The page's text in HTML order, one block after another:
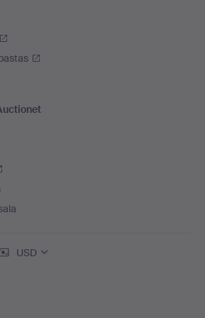
USD